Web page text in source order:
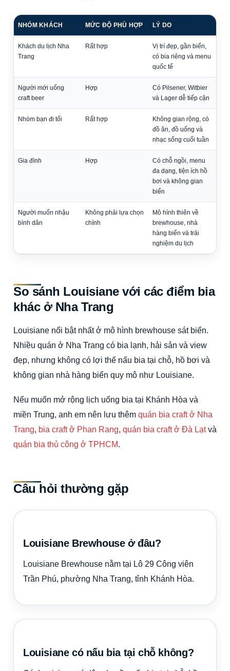
NHÓM KHÁCH MỨC ĐỘ PHÙ HỢP LÝ DO
Khách du lịch Nha
Trang
Rất hợp
Vị trí đẹp, gần biển,
có bia riêng và menu
quốc tế
Người mới uống
craft beer
Hợp
Có Pilsener, Witbier
và Lager dễ tiếp cận
Nhóm bạn đi tối Rất hợp
Không gian rộng, có
đồ ăn, đồ uống và
nhạc sống cuối tuần
Gia đình Hợp
Có chỗ ngồi, menu
đa dạng, tiện ích hồ
bơi và không gian
biển
Người muốn nhậu
bình dân
Không phải lựa chọn
chính
Mô hình thiên về
brewhouse, nhà
hàng biển và trải
nghiệm du lịch
So sánh Louisiane với các điểm bia
khác ở Nha Trang
Louisiane nổi bật nhất ở mô hình brewhouse sát biển.
Nhiều quán ở Nha Trang có bia lạnh, hải sản và view
đẹp, nhưng không có lợi thế nấu bia tại chỗ, hồ bơi và
không gian nhà hàng biển quy mô như Louisiane.
Nếu muốn mở rộng lịch uống bia tại Khánh Hòa và
miền Trung, anh em nên lưu thêm quán bia craft ở Nha
Trang, bia craft ở Phan Rang, quán bia craft ở Đà Lạtvà
quán bia thủ công ở TPHCM.
Câu hỏi thường gặp
Louisiane Brewhouse ở đâu?
Louisiane Brewhouse nằm tại Lô 29 Công viên
Trần Phú, phường Nha Trang, tỉnh Khánh Hòa.
Louisiane có nấu bia tại chỗ không?